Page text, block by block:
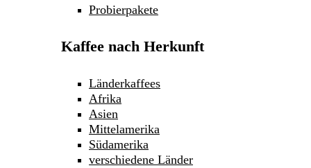
Probierpakete
Kaffee nach Herkunft
Länderkaffees
Afrika
Asien
Mittelamerika
Südamerika
verschiedene Länder